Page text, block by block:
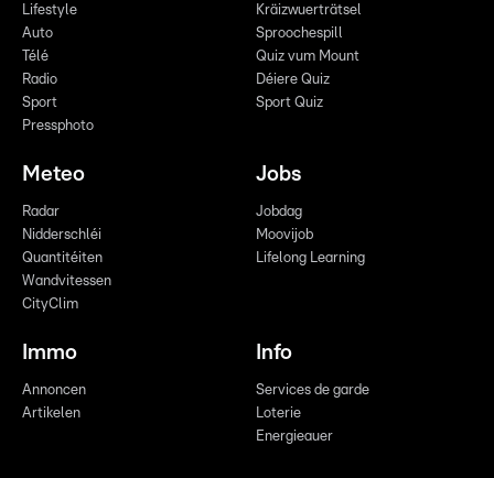
Lifestyle
Auto
Télé
Radio
Sport
Pressphoto
Kräizwuerträtsel
Sproochespill
Quiz vum Mount
Déiere Quiz
Sport Quiz
Meteo
Radar
Nidderschléi
Quantitéiten
Wandvitessen
CityClim
Jobs
Jobdag
Moovijob
Lifelong Learning
Immo
Annoncen
Artikelen
Info
Services de garde
Loterie
Energieauer